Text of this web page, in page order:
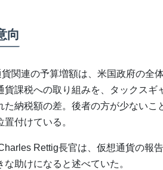
向
貨関連の予算増額は、米国政府の全
貨課税への取り組みを、タックス
た納税額の差。後者の方が少ないこ
置付けている。
Rettig長官は、仮想通貨の報
な助けになると述べていた。